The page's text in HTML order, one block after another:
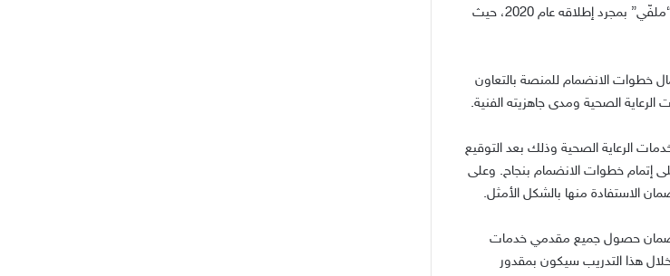
التي يقدمونها بفضل المزايا التي توفرها المنصة وتشجيع مرضاهم على تحميل تطبيق “ملفّي” بمجرد إطلاقه عام 2020، حيث
خطوات الانضمام للمنصة بالتعاون
الصحية ومدى جاهزيته الفنية.
الرعاية الصحية وذلك بعد التوقيع
إتمام خطوات الانضمام بنجاح. وعلى
الاستفادة منها بالشكل الأمثل.
لضمان حصول جميع مقدمي خدمات
هذا التدريب سيكون بمقدور